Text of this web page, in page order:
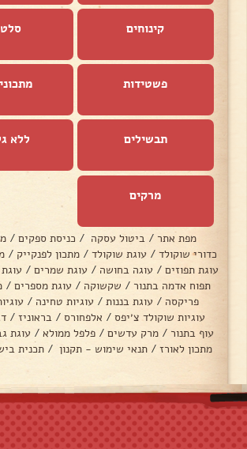
קינוחים
פשטידות
תבשילים ללא
מרקים
מפת אתר / ביטול עסקה / כניסת ספקים /
כדורי שוקולד / עוגת שוקולד / מתכון לפנקייק /
עוגת תפוזים / עוגה בחושה / עוגת שמרים /
תפוח אדמה בתנור / שקשוקה / עוגת מספרים /
פריקסה / עוגת בננות / עוגיות טחינה /
עוגיות שוקולד צ׳יפס / אלפחורס / בראוניז /
עוף בתנור / מרק עדשים / פלפל ממולא / עוגת
מתכון לאורז / תנאי שימוש - תקנון / תכנית